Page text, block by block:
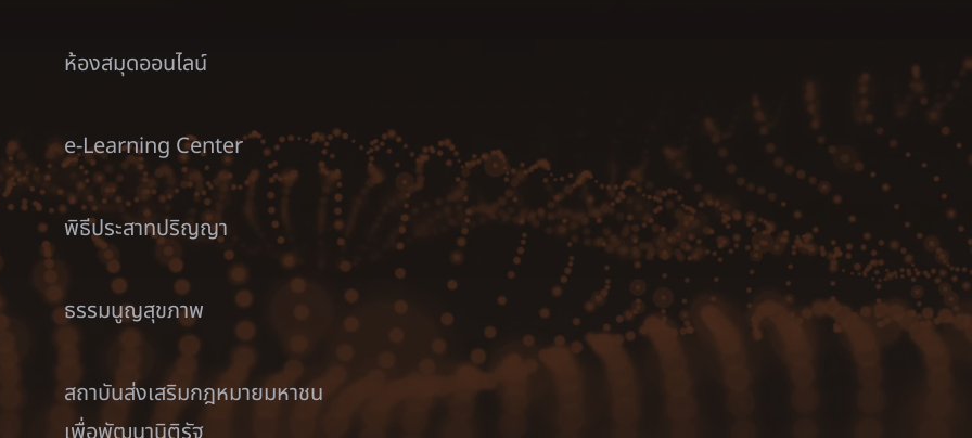
ห้องสมุดออนไลน์
e-Learning Center
พิธีประสาทปริญญา
ธรรมนูญสุขภาพ
สถาบันส่งเสริมกฎหมายมหาชน